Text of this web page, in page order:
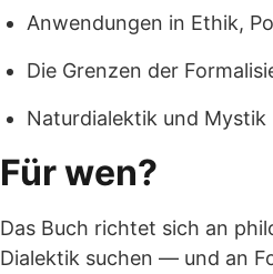
Anwendungen in Ethik,
Die Grenzen der
Naturdialektik und Mystik
Für wen?
Das Buch richtet sich an
Dialektik suchen — und an